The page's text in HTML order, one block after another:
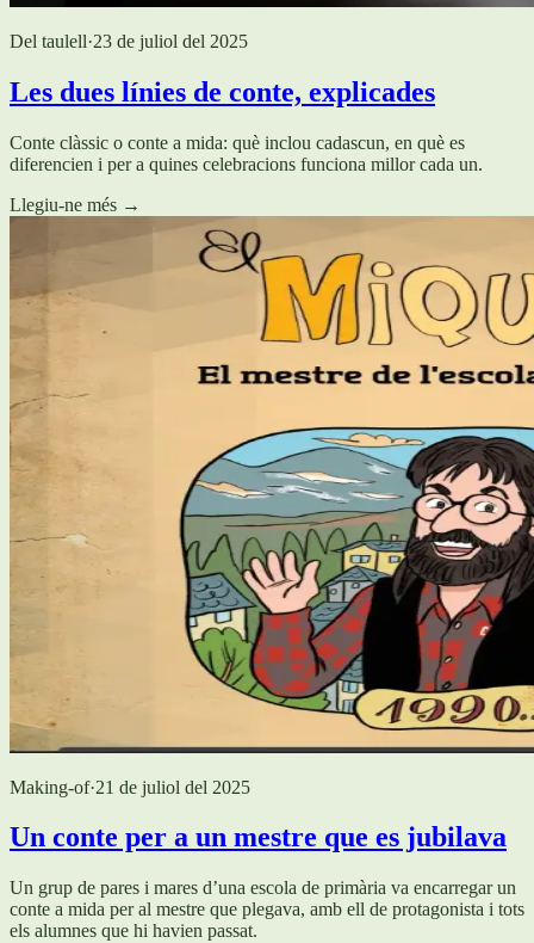
Del taulell·23 de juliol del 2025
Les dues línies de conte, explicades
Conte clàssic o conte a mida: què inclou cadascun, en què es
diferencien i per a quines celebracions funciona millor cada un.
Llegiu-ne més →
Making-of·21 de juliol del 2025
Un conte per a un mestre que es jubilava
Un grup de pares i mares d’una escola de primària va encarregar un
conte a mida per al mestre que plegava, amb ell de protagonista i tots
els alumnes que hi havien passat.